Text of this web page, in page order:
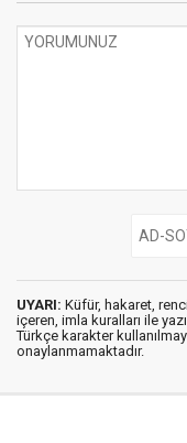
UYARI: Küfür, hakaret,
içeren, imla kuralları ile
Türkçe karakter
onaylanmamaktadır.